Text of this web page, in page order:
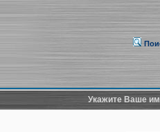
Укажите Ваше